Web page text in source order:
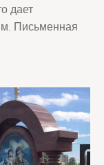
дает
Письменная